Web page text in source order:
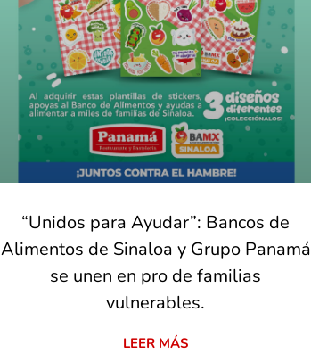
“Unidos para Ayudar”: Bancos de
Alimentos de Sinaloa y Grupo Panamá
se unen en pro de familias
vulnerables.
LEER MÁS